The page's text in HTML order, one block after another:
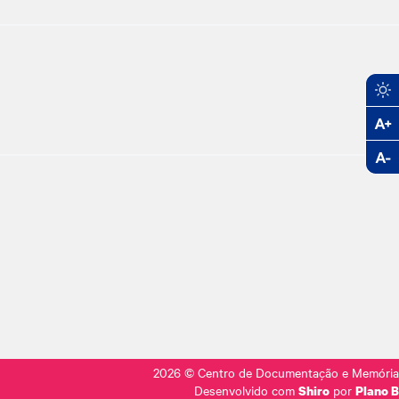
2026© Centro de Documentação e Memória
Desenvolvido com Shiropor Plano B